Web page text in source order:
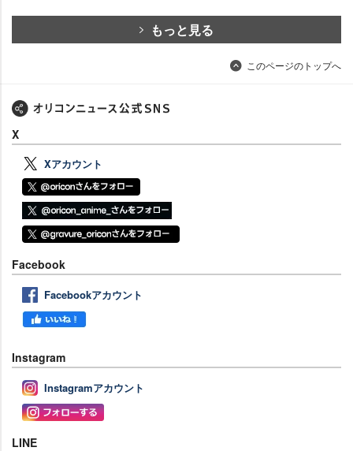
もっと見る
このページのトップへ
X
Xアカウント
Facebook
Facebookアカウント
Instagram
Instagramアカウント
LINE